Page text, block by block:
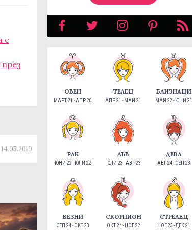
е
14.05.2019
ОВЕН
МАРТ 21 - АПР 20
ТЕЛЕЦ
АПР 21 - МАЙ 21
БЛИЗНАЦИ
МАЙ 22 - ЮНИ 21
РАК
ЮНИ 22 - ЮЛИ 22
ЛЪВ
ЮЛИ 23 - АВГ 23
ДЕВА
АВГ 24 - СЕП 23
ВЕЗНИ
СЕП 24 - ОКТ 23
СКОРПИОН
ОКТ 24 - НОЕ 22
СТРЕЛЕЦ
НОЕ 23 - ДЕК 21